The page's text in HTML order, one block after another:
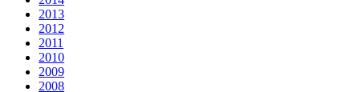
2013
2012
2011
2010
2009
2008